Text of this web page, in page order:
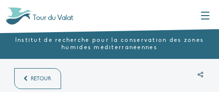
Tour du Valat
Institut de recherche pour la conservation des zones
humides méditerranéennes
RETOUR